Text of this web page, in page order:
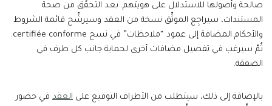
صالحة وأصولها للاستدلال على هويتهم. بعد التحقُّق من صحة
المستندات، سيراجِع الموثِّق نسخة من العقد وسيرشِّح قائمة الشروط
والأحكام المضافة إلى عمود “ملاحظات” في نسخ certifiée conforme.
ثُمَّ سيرغب في تفصيل مضافات أخرى لحماية جانب كل طرف في
الصفقة.
بالإضافة إلى ذلك، سيتطلب من الأطراف التوقيع على العقد في حضور